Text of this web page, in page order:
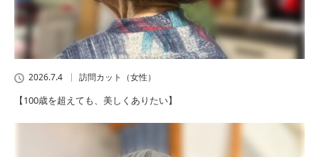
2026.7.4 訪問カット（女性）
【100歳を超えても、美しくありたい】